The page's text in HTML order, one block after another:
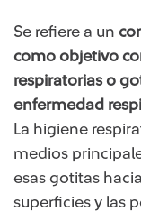
Se refiere a un
como objetivo
respiratorias o
enfermedad
La higiene
medios
esas gotitas
superficies y las